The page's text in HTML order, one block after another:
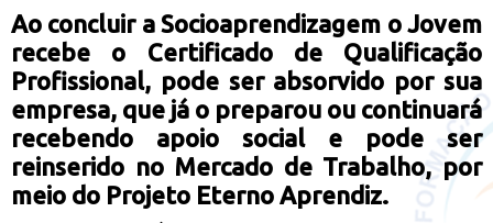
Ao concluir a Socioaprendizagem o Jovem
recebe o Certificado de Qualificação
Profissional, pode ser absorvido por sua
empresa, que já o preparou ou continuará
recebendo apoio social e pode ser
reinserido no Mercado de Trabalho, por
meio do Projeto Eterno Aprendiz.